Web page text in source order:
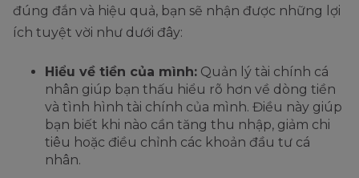
đúng đắn và hiệu quả, bạn sẽ nhận được những lợi
ích tuyệt vời như dưới đây:
Hiểu về tiền của mình: Quản lý tài chính cá
nhân giúp bạn thấu hiểu rõ hơn về dòng tiền
và tình hình tài chính của mình. Điều này giúp
bạn biết khi nào cần tăng thu nhập, giảm chi
tiêu hoặc điều chỉnh các khoản đầu tư cá
nhân.